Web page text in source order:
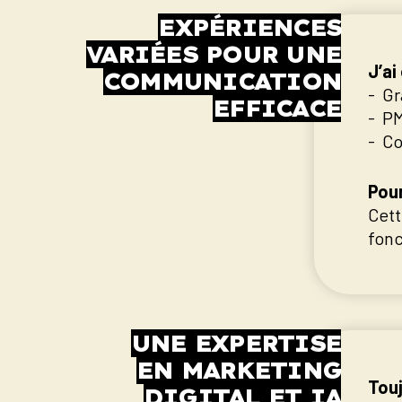
EXPÉRIENCES
VARIÉES POUR UNE
COMMUNICATION
EFFICACE
UNE EXPERTISE
EN MARKETING